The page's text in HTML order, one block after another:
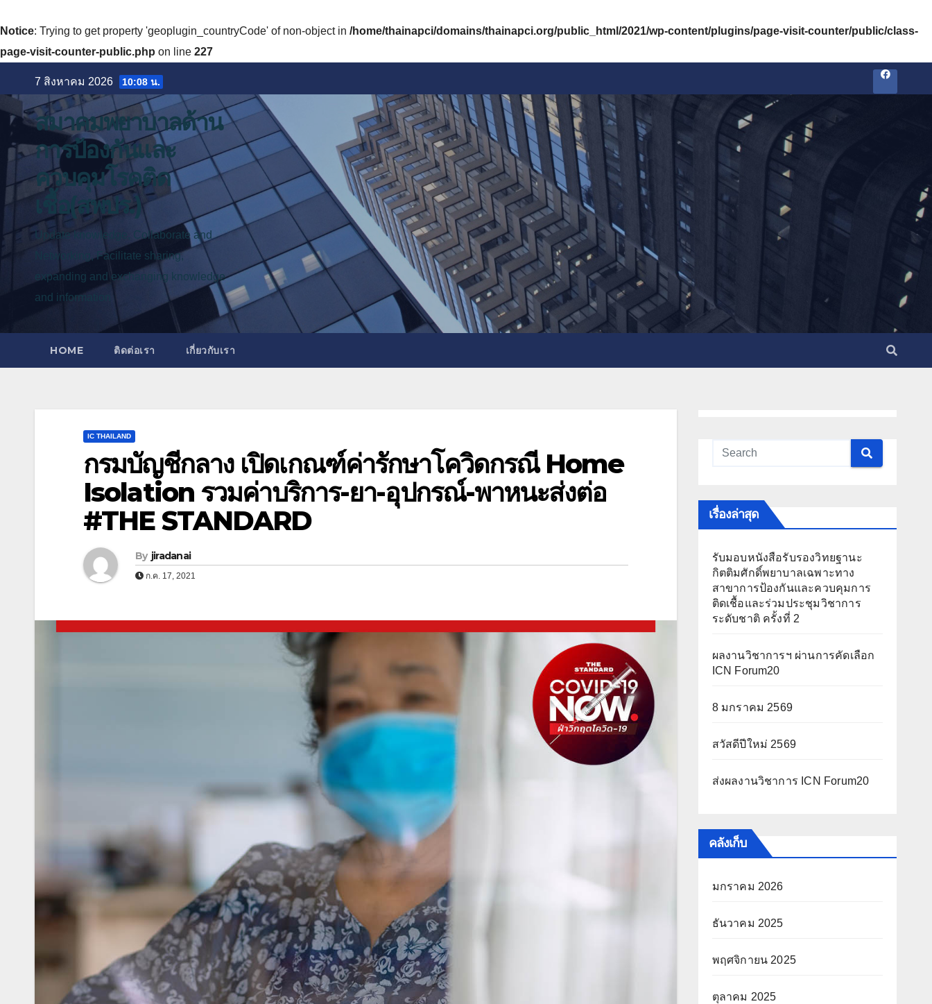
Notice: Trying to get property 'geoplugin_countryCode' of non-object in /home/thainapci/domains/thainapci.org/public_html/2021/wp-content/plugins/page-visit-counter/public/class-
page-visit-counter-public.php on line 227
to
content
7 สิงหาคม 2026 10:08 น.
สมาคมพยาบาลด้าน
การป้องกันและ
ควบคุมโรคติด
เชื้อ(สพปร.)
Update knowledge, Collaborate and
Networking, Facilitate sharing,
expanding and exchanging knowledge
and information
HOME ติดต่อเรา เกี่ยวกับเรา
IC THAILAND
กรมบัญชีกลาง เปิดเกณฑ์ค่ารักษาโควิดกรณี Home
Isolation รวมค่าบริการ-ยา-อุปกรณ์-พาหนะส่งต่อ
#THE STANDARD
By jiradanai
ก.ค. 17, 2021
เรื่องล่าสุด
รับมอบหนังสือรับรองวิทยฐานะ
กิตติมศักดิ์พยาบาลเฉพาะทาง
สาขาการป้องกันและควบคุมการ
ติดเชื้อและร่วมประชุมวิชาการ
ระดับชาติ ครั้งที่ 2
ผลงานวิชาการฯ ผ่านการคัดเลือก
ICN Forum20
8 มกราคม 2569
สวัสดีปีใหม่ 2569
ส่งผลงานวิชาการ ICN Forum20
คลังเก็บ
มกราคม 2026
ธันวาคม 2025
พฤศจิกายน 2025
ตุลาคม 2025